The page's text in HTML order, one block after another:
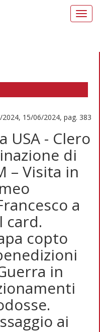
15/06/2024, pag. 383
USA - Clero
di
– Visita in
a
card.
copto
in
ai